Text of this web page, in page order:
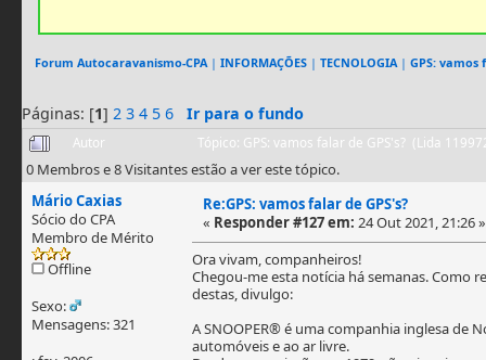
Forum Autocaravanismo-CPA| INFORMAÇÕES| TECNOLOGIA| GPS: vamos
Páginas: [1] 2 3 4 5 6 Ir para o fundo
Autor Tópico: GPS: vamos falar de GPS's? (Lida
0 Membros e 8 Visitantes estão a ver este tópico.
Mário Caxias
Sócio do CPA
Membro de Mérito
Offline
Sexo:
Mensagens: 321
Re:GPS: vamos falar de GPS's?
« Responder #127 em: 24 Out 2021, 21:26 »
Ora vivam, companheiros!
Chegou-me esta notícia há semanas. Como
destas, divulgo:
A SNOOPER® é uma companhia inglesa de
automóveis e ao ar livre.